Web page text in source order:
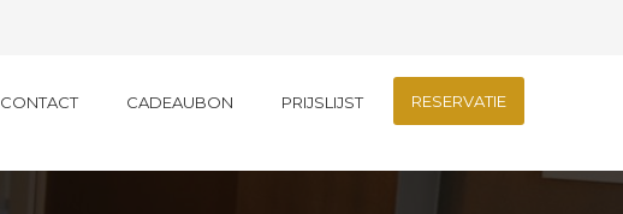
CONTACT CADEAUBON PRIJSLIJST RESERVATIE